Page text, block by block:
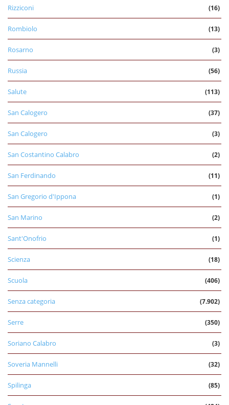
Rizziconi (16)
Rombiolo (13)
Rosarno (3)
Russia (56)
Salute (113)
San Calogero (37)
San Calogero (3)
San Costantino Calabro (2)
San Ferdinando (11)
San Gregorio d'Ippona (1)
San Marino (2)
Sant'Onofrio (1)
Scienza (18)
Scuola (406)
Senza categoria (7.902)
Serre (350)
Soriano Calabro (3)
Soveria Mannelli (32)
Spilinga (85)